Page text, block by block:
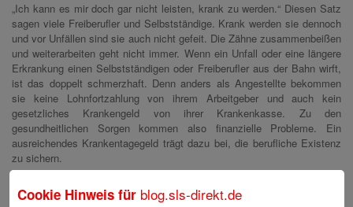
„Ich kann es mir doch gar nicht leisten, krank zu werden.“ Diesen Satz
sagen viele Freiberufler und Selbstständige. Krank werden sie dennoch
und vor Unfällen sind sie auch nicht gefeit. Die Zähne zusammenbeißen
und weiterarbeiten geht nicht immer. Wenn ein Unfall oder eine längere
Erkrankung einen Selbstständigen oder Freiberufler aus der Bahn wirft,
ist das doppelt schmerzhaft. Denn anders als Angestellte bekommen
sie keine Lohnfortzahlung von ihrem Arbeitgeber und auch kein
gesetzliches Krankengeld von ihrer Krankenkasse. Zu den
gesundheitlichen Sorgen kommen also finanzielle Probleme. Ein
ausreichendes Krankentagegeld trägt dazu bei, die berufliche Existenz
zu sichern.
Cookie Hinweis für blog.sls-direkt.de